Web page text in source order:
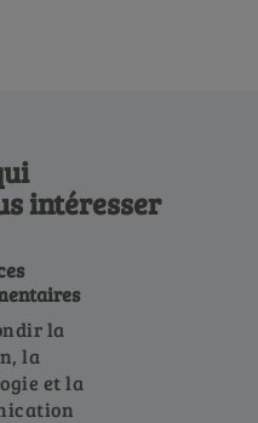
intéresser
la
la
et la